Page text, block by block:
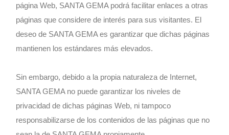
página Web, SANTA GEMA podrá facilitar enlaces a otras
páginas que considere de interés para sus visitantes. El
deseo de SANTA GEMA es garantizar que dichas páginas
mantienen los estándares más elevados.
Sin embargo, debido a la propia naturaleza de Internet,
SANTA GEMA no puede garantizar los niveles de
privacidad de dichas páginas Web, ni tampoco
responsabilizarse de los contenidos de las páginas que no